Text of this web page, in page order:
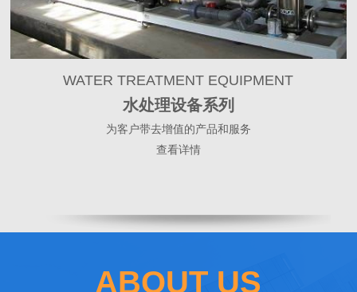
WATER TREATMENT EQUIPMENT
水处理设备系列
为客户带去增值的产品和服务
查看详情
ABOUT US